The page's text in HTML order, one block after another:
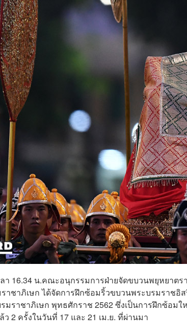
ลา 16.34 น.คณะอนุกรรมการฝ่ายจัดขบวนพยุหยา
าชาภิเษก ได้จัดการฝึกซ้อมริ้วขบวนพระบรมราชอิ
มราชาภิเษก พุทธศักราช 2562 ซึ่งเป็นการฝึกซ้อม
2 ครั้งในวันที่ 17 และ 21 เม.ย. ที่ผ่านมา